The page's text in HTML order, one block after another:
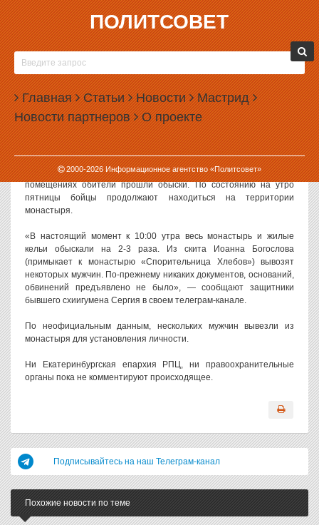
ПОЛИТСОВЕТ
Главная Статьи Новости Мастрид
Новости партнеров О проекте
2000-2026Информационное агентство «Политсовет»
26.02.2021, 11:04
СИЛОВИКИ ВЫВЕЗЛИ ИЗ
СРЕДНЕУРАЛЬСКОГО МОНАСТЫРЯ
НЕСКОЛЬКИХ ЧЕЛОВЕК
Сотрудники силовых структур продолжают следственные
действия в Среднеуральском женском монастыре. Из
примыкающего к монастырю скита увезли нескольких человек.
Силовики пришли в монастырь в ночь на 26 февраля 2021 года. В
помещениях обители прошли обыски. По состоянию на утро
пятницы бойцы продолжают находиться на территории
монастыря.
«В настоящий момент к 10:00 утра весь монастырь и жилые
кельи обыскали на 2-3 раза. Из скита Иоанна Богослова
(примыкает к монастырю «Спорительница Хлебов») вывозят
некоторых мужчин. По-прежнему никаких документов, оснований,
обвинений предъявлено не было», — сообщают защитники
бывшего схиигумена Сергия в своем телеграм-канале.
По неофициальным данным, нескольких мужчин вывезли из
монастыря для установления личности.
Ни Екатеринбургская епархия РПЦ, ни правоохранительные
органы пока не комментируют происходящее.
Подписывайтесь на наш Телеграм-канал
Похожие новости по теме